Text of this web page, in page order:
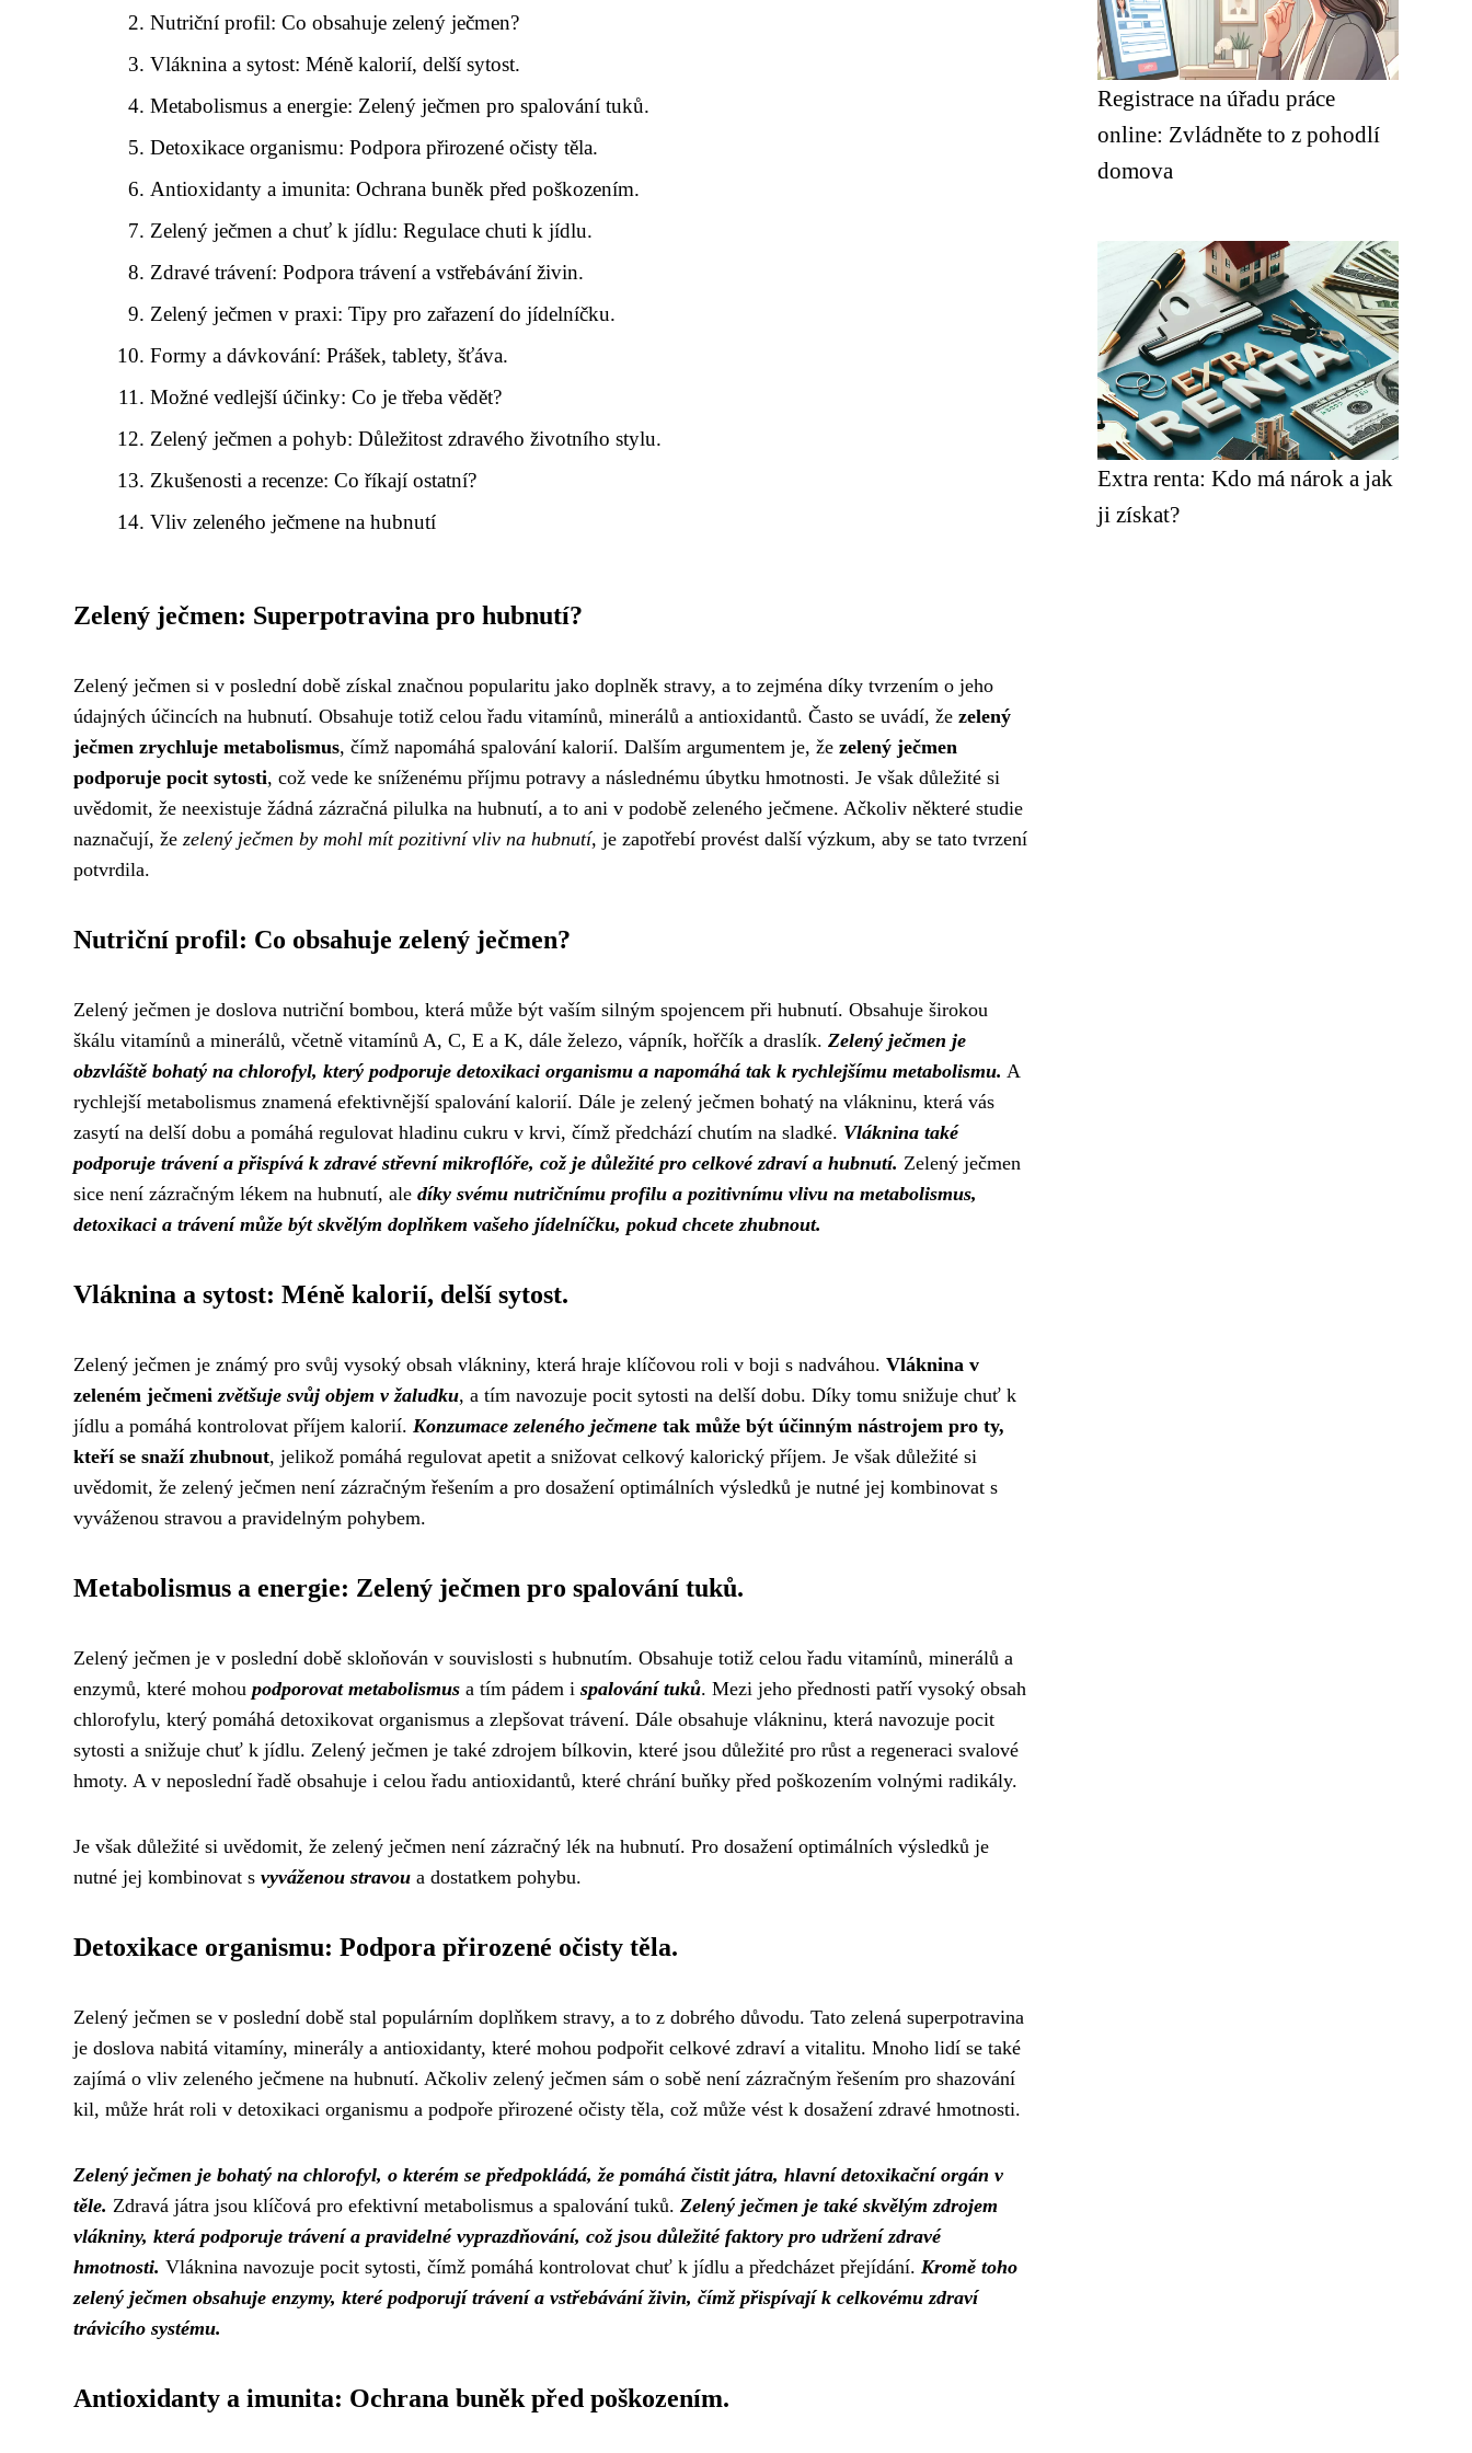
Nutriční profil: Co obsahuje zelený ječmen?
Vláknina a sytost: Méně kalorií, delší sytost.
Metabolismus a energie: Zelený ječmen pro spalování tuků.
Detoxikace organismu: Podpora přirozené očisty těla.
Antioxidanty a imunita: Ochrana buněk před poškozením.
Zelený ječmen a chuť k jídlu: Regulace chuti k jídlu.
Zdravé trávení: Podpora trávení a vstřebávání živin.
Zelený ječmen v praxi: Tipy pro zařazení do jídelníčku.
Formy a dávkování: Prášek, tablety, šťáva.
Možné vedlejší účinky: Co je třeba vědět?
Zelený ječmen a pohyb: Důležitost zdravého životního stylu.
Zkušenosti a recenze: Co říkají ostatní?
Vliv zeleného ječmene na hubnutí
Zelený ječmen: Superpotravina pro hubnutí?
Zelený ječmen si v poslední době získal značnou popularitu jako doplněk stravy, a to zejména díky tvrzením o jeho
údajných účincích na hubnutí. Obsahuje totiž celou řadu vitamínů, minerálů a antioxidantů. Často se uvádí, že zelený
ječmen zrychluje metabolismus, čímž napomáhá spalování kalorií. Dalším argumentem je, že zelený ječmen
podporuje pocit sytosti, což vede ke sníženému příjmu potravy a následnému úbytku hmotnosti. Je však důležité si
uvědomit, že neexistuje žádná zázračná pilulka na hubnutí, a to ani v podobě zeleného ječmene. Ačkoliv některé studie
naznačují, že zelený ječmen by mohl mít pozitivní vliv na hubnutí, je zapotřebí provést další výzkum, aby se tato tvrzení
potvrdila.
Nutriční profil: Co obsahuje zelený ječmen?
Zelený ječmen je doslova nutriční bombou, která může být vaším silným spojencem při hubnutí. Obsahuje širokou
škálu vitamínů a minerálů, včetně vitamínů A, C, E a K, dále železo, vápník, hořčík a draslík. Zelený ječmen je
obzvláště bohatý na chlorofyl, který podporuje detoxikaci organismu a napomáhá tak k rychlejšímu metabolismu. A
rychlejší metabolismus znamená efektivnější spalování kalorií. Dále je zelený ječmen bohatý na vlákninu, která vás
zasytí na delší dobu a pomáhá regulovat hladinu cukru v krvi, čímž předchází chutím na sladké. Vláknina také
podporuje trávení a přispívá k zdravé střevní mikroflóře, což je důležité pro celkové zdraví a hubnutí. Zelený ječmen
sice není zázračným lékem na hubnutí, ale díky svému nutričnímu profilu a pozitivnímu vlivu na metabolismus,
detoxikaci a trávení může být skvělým doplňkem vašeho jídelníčku, pokud chcete zhubnout.
Vláknina a sytost: Méně kalorií, delší sytost.
Zelený ječmen je známý pro svůj vysoký obsah vlákniny, která hraje klíčovou roli v boji s nadváhou. Vláknina v
zeleném ječmenizvětšuje svůj objem v žaludku, a tím navozuje pocit sytosti na delší dobu. Díky tomu snižuje chuť k
jídlu a pomáhá kontrolovat příjem kalorií. Konzumace zeleného ječmene tak může být účinným nástrojem pro ty,
kteří se snaží zhubnout, jelikož pomáhá regulovat apetit a snižovat celkový kalorický příjem. Je však důležité si
uvědomit, že zelený ječmen není zázračným řešením a pro dosažení optimálních výsledků je nutné jej kombinovat s
vyváženou stravou a pravidelným pohybem.
Metabolismus a energie: Zelený ječmen pro spalování tuků.
Zelený ječmen je v poslední době skloňován v souvislosti s hubnutím. Obsahuje totiž celou řadu vitamínů, minerálů a
enzymů, které mohou podporovat metabolismus a tím pádem i spalování tuků. Mezi jeho přednosti patří vysoký obsah
chlorofylu, který pomáhá detoxikovat organismus a zlepšovat trávení. Dále obsahuje vlákninu, která navozuje pocit
sytosti a snižuje chuť k jídlu. Zelený ječmen je také zdrojem bílkovin, které jsou důležité pro růst a regeneraci svalové
hmoty. A v neposlední řadě obsahuje i celou řadu antioxidantů, které chrání buňky před poškozením volnými radikály.
Je však důležité si uvědomit, že zelený ječmen není zázračný lék na hubnutí. Pro dosažení optimálních výsledků je
nutné jej kombinovat s vyváženou stravou a dostatkem pohybu.
Detoxikace organismu: Podpora přirozené očisty těla.
Zelený ječmen se v poslední době stal populárním doplňkem stravy, a to z dobrého důvodu. Tato zelená superpotravina
je doslova nabitá vitamíny, minerály a antioxidanty, které mohou podpořit celkové zdraví a vitalitu. Mnoho lidí se také
zajímá o vliv zeleného ječmene na hubnutí. Ačkoliv zelený ječmen sám o sobě není zázračným řešením pro shazování
kil, může hrát roli v detoxikaci organismu a podpoře přirozené očisty těla, což může vést k dosažení zdravé hmotnosti.
Zelený ječmen je bohatý na chlorofyl, o kterém se předpokládá, že pomáhá čistit játra, hlavní detoxikační orgán v
těle. Zdravá játra jsou klíčová pro efektivní metabolismus a spalování tuků. Zelený ječmen je také skvělým zdrojem
vlákniny, která podporuje trávení a pravidelné vyprazdňování, což jsou důležité faktory pro udržení zdravé
hmotnosti. Vláknina navozuje pocit sytosti, čímž pomáhá kontrolovat chuť k jídlu a předcházet přejídání. Kromě toho
zelený ječmen obsahuje enzymy, které podporují trávení a vstřebávání živin, čímž přispívají k celkovému zdraví
trávicího systému.
Antioxidanty a imunita: Ochrana buněk před poškozením.
Registrace na úřadu práce
online: Zvládněte to z pohodlí
domova
Extra renta: Kdo má nárok a jak
ji získat?